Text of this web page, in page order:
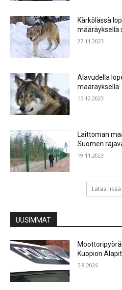
Kärkölässä
määräyksellä
27.11.2023
Alavudella
määräyksellä
15.12.2023
Laittoman
Suomen
19.11.2023
Lataa lisää
UUSIMMAT
Kuopion
5.8.2026